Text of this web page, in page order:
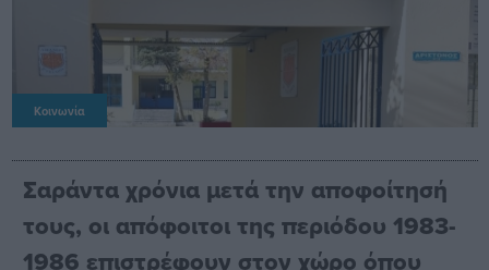
Κοινωνία
Σαράντα χρόνια μετά την αποφοίτησή
τους, οι απόφοιτοι της περιόδου 1983-
1986 επιστρέφουν στον χώρο όπου